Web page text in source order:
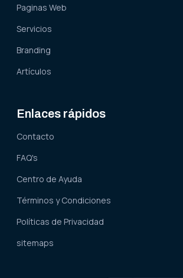
Paginas Web
Servicios
Branding
Artículos
Enlaces rápidos
Contacto
FAQ's
Centro de Ayuda
Términos y Condiciones
Políticas de Privacidad
sitemaps